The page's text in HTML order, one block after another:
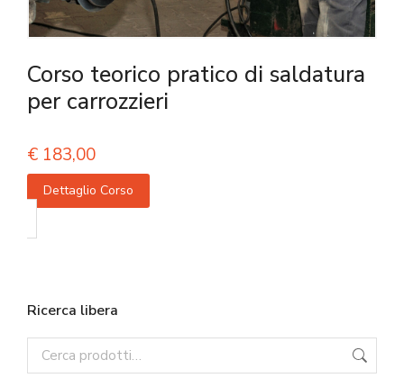
Corso teorico pratico di saldatura
per carrozzieri
€ 183,00
Dettaglio Corso
Ricerca libera